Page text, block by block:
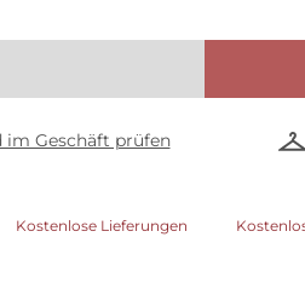
im Geschäft prüfen
Kostenlose Lieferungen